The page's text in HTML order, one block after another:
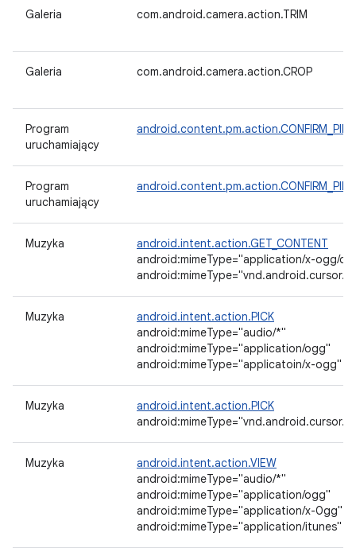
Galeria com.android.camera.action.TRIM
Galeria com.android.camera.action.CROP
Program
uruchamiający
Program
uruchamiający
Muzyka
android.intent.action.GET_CONTENT
android:mimeType="application/x-ogg/
Muzyka
android.intent.action.PICK
android:mimeType="audio/*"
android:mimeType="application/ogg"
android:mimeType="applicatoin/x-ogg"
Muzyka
android.intent.action.PICK
Muzyka
android.intent.action.VIEW
android:mimeType="audio/*"
android:mimeType="application/ogg"
android:mimeType="application/x-0gg"
android:mimeType="application/itunes"